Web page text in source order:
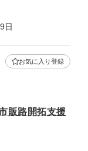
日
お気に入り登録
販路開拓支援